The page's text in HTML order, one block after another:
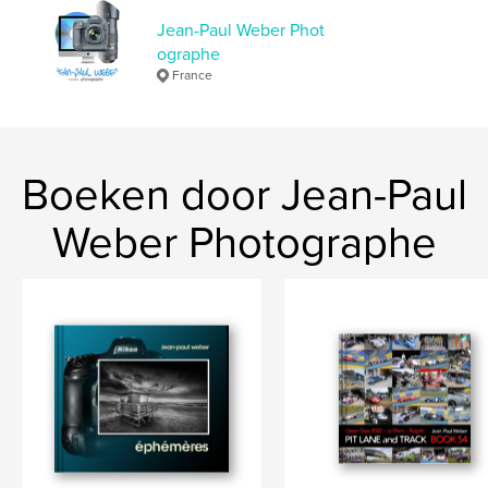
Jean-Paul Weber Phot
ographe
France
Boeken door Jean-Paul
Weber Photographe